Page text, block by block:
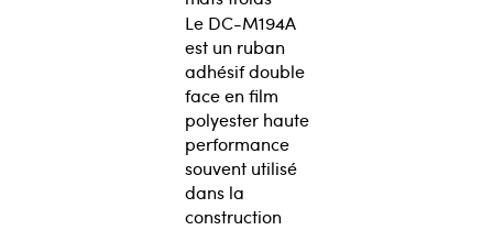
Le DC-M194A
est un ruban
adhésif double
face en film
polyester haute
performance
souvent utilisé
dans la
construction